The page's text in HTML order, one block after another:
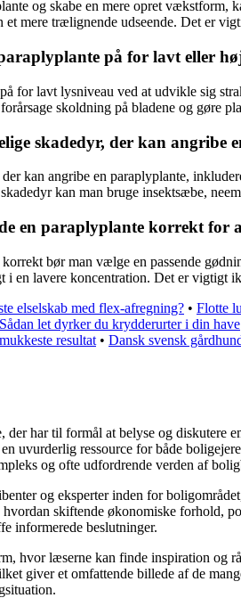
og skabe en mere opret
et mere trælignende udseende. Det er
på for lavt eller
for lavt lysniveau ved at udvikle sig
skoldning på bladene og gøre
skadedyr, der kan
kan angribe en paraplyplante,
kan man bruge insektsæbe,
en paraplyplante korrekt for
bør man vælge en passende
i en lavere koncentration. Det er vigtigt
elselskab med flex-afregning? • Flotte
let dyrker du krydderurter i din have
resultat • Dansk svensk
har til formål at belyse og diskutere
uvurderlig ressource for både
og ofte udfordrende verden af
og eksperter inden for
skiftende økonomiske forhold,
informerede beslutninger.
hvor læserne kan finde inspiration og
giver et omfattende billede af de